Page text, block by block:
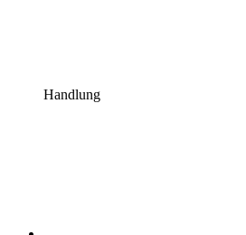
Handlung